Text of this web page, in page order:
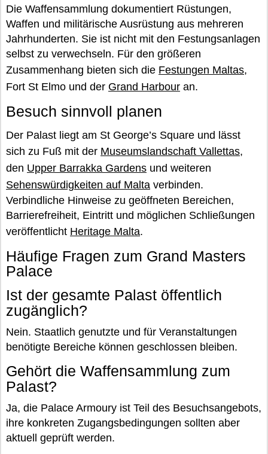
Die Waffensammlung dokumentiert Rüstungen,
Waffen und militärische Ausrüstung aus mehreren
Jahrhunderten. Sie ist nicht mit den Festungsanlagen
selbst zu verwechseln. Für den größeren
Zusammenhang bieten sich die Festungen Maltas,
Fort St Elmo und der Grand Harbour an.
Besuch sinnvoll planen
Der Palast liegt am St George’s Square und lässt
sich zu Fuß mit der Museumslandschaft Vallettas,
den Upper Barrakka Gardens und weiteren
Sehenswürdigkeiten auf Malta verbinden.
Verbindliche Hinweise zu geöffneten Bereichen,
Barrierefreiheit, Eintritt und möglichen Schließungen
veröffentlicht Heritage Malta.
Häufige Fragen zum Grand Masters
Palace
Ist der gesamte Palast öffentlich
zugänglich?
Nein. Staatlich genutzte und für Veranstaltungen
benötigte Bereiche können geschlossen bleiben.
Gehört die Waffensammlung zum
Palast?
Ja, die Palace Armoury ist Teil des Besuchsangebots,
ihre konkreten Zugangsbedingungen sollten aber
aktuell geprüft werden.